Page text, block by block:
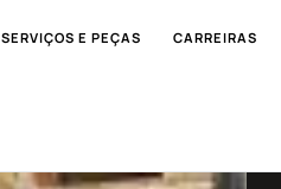
SERVIÇOS E PEÇAS CARREIRAS